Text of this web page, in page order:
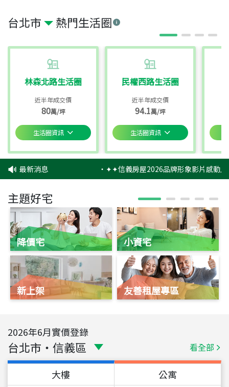
台北市 熱門生活圈
林森北路生活圈
近半年成交價
80萬/坪
生活圈資訊
民權西路生活圈
近半年成交價
94.1萬/坪
生活圈資訊
最新消息 ‧✦✦信義房屋2026品牌形象影片感動
主題好宅
降價宅
新上架
小資宅
友善租屋專區
2026年6月實價登錄
台北市 ・ 信義區 看全部
大樓 公寓